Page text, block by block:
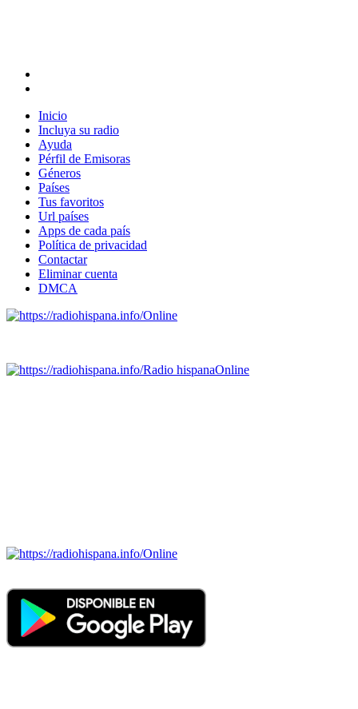
Inicio
Incluya su radio
Ayuda
Pérfil de Emisoras
Géneros
Países
Tus favoritos
Url países
Apps de cada país
Política de privacidad
Contactar
Eliminar cuenta
DMCA
Online
Radio hispanaOnline
Online